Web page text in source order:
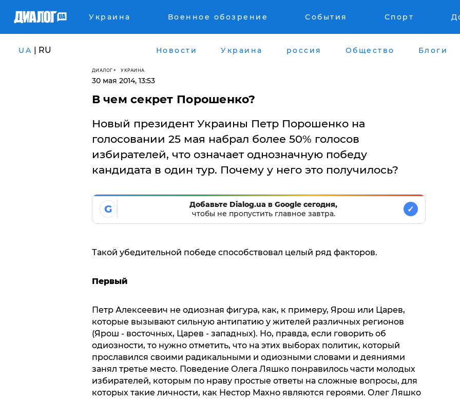
Украина Военное обозрение События Спорт
UA | RU Новости Украина россия Общество Блоги
ДИАЛОГ УКРАИНА
30 мая 2014, 13:53
В чем секрет Порошенко?
Новый президент Украины Петр Порошенко на
голосовании 25 мая набрал более 50% голосов
избирателей, что означает однозначную победу
кандидата в один тур. Почему у него это получилось?
G
Добавьте Dialog.ua в Google сегодня,
чтобы не пропустить главное завтра.
✓
Такой убедительной победе способствовал целый ряд факторов.
Первый
Петр Алексеевич не одиозная фигура, как, к примеру, Ярош или Царев,
которые вызывают сильную антипатию у жителей различных регионов
(Ярош - восточных, Царев - западных). Но, правда, если говорить об
одиозности, то нужно отметить, что на этих выборах политик, который
прославился своими радикальными и одиозными словами и деяниями
занял третье место. Поведение Олега Ляшко понравилось части молодых
избирателей, которым по нраву простые ответы на сложные вопросы, для
которых такие личности, как Нестор Махно являются героями. Олег Ляшко